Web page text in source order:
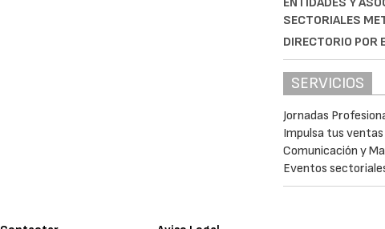
SECTORIALES
DIRECTORIO POR
SERVICIOS
Jornadas
Impulsa tus ventas
Comunicación y
Eventos